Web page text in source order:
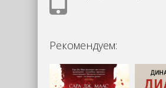
Рекомендуем: